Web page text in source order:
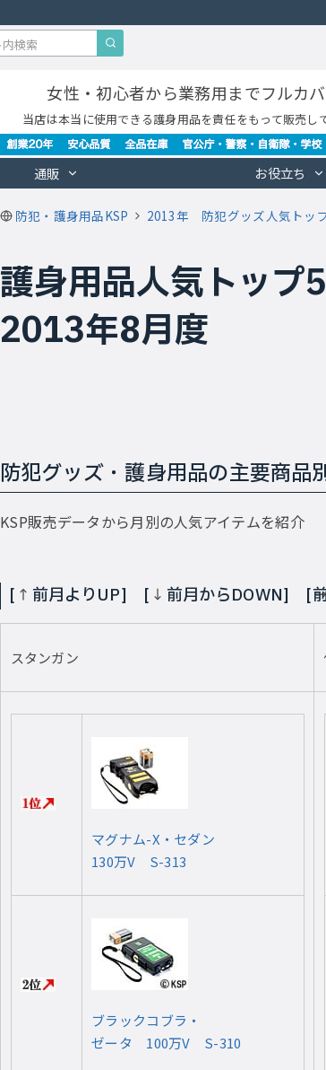
女性・初心者から業務用までフルカ
当店は本当に使用できる護身用品を責任をもって販売し
通販 お役立ち
防犯・護身用品KSP 2013年 防犯グッズ人気トッ
護身用品人気トップ5
2013年8月度
防犯グッズ・護身用品の主要商品
KSP販売データから月別の人気アイテムを紹介
[ ↑ 前月よりUP] [ ↓ 前月からDOWN] [
スタンガン
マグナム-X・セダン
130万V S-313
ブラックコブラ・
ゼータ 100万V S-310